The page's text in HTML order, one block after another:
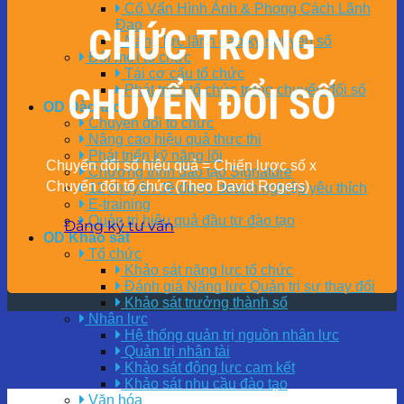
Cố Vấn Hình Ảnh & Phong Cách Lãnh
Đạo
Năng lực lãnh đạo kỷ nguyên số
Đổi mới tổ chức
Tái cơ cấu tổ chức
Phát triển tổ chức trong chuyển đổi số
OD Đào tạo
Chuyển đổi tổ chức
Nâng cao hiệu quả thực thi
Phát triển kỹ năng lõi
Chương trình đào tạo Signature
12 chuyên đề được doanh nghiệp yêu thích
E-training
Quản trị hiệu quả đầu tư đào tạo
OD Khảo sát
Tổ chức
Khảo sát năng lực tổ chức
Đánh giá Năng lực Quản trị sự thay đổi
Khảo sát trưởng thành số
Nhân lực
Hệ thống quản trị nguồn nhân lực
Quản trị nhân tài
Khảo sát động lực cam kết
Khảo sát nhu cầu đào tạo
Văn hóa
CHỨC TRONG
CHUYỂN ĐỔI SỐ
Chuyển đổi số hiệu quả = Chiến lược số x
Chuyển đổi tổ chức (Theo David Rogers)
Đăng ký tư vấn